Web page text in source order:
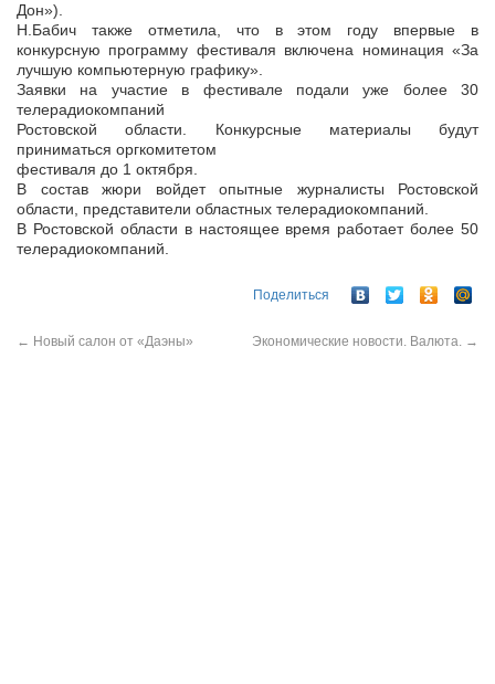
Дон»).
Н.Бабич также отметила, что в этом году впервые в
конкурсную программу фестиваля включена номинация «За
лучшую компьютерную графику».
Заявки на участие в фестивале подали уже более 30
телерадиокомпаний
Ростовской области. Конкурсные материалы будут
приниматься оргкомитетом
фестиваля до 1 октября.
В состав жюри войдет опытные журналисты Ростовской
области, представители областных телерадиокомпаний.
В Ростовской области в настоящее время работает более 50
телерадиокомпаний.
Поделиться
← Новый салон от «Даэны» Экономические новости. Валюта. →